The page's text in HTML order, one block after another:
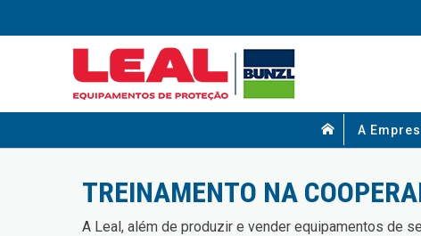
A
TREINAMENTO NA
A Leal, além de produzir e vender equipamentos de